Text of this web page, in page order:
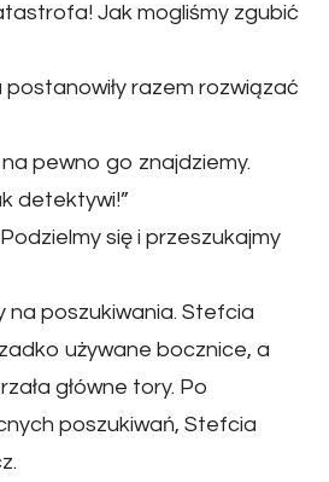
Jak mogliśmy zgubić
postanowiły razem rozwiązać
na pewno go znajdziemy.
detektywi!”
się i przeszukajmy
na poszukiwania. Stefcia
używane bocznice, a
główne tory. Po
poszukiwań, Stefcia